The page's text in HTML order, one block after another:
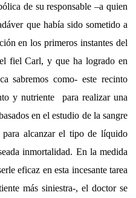
de su responsable –a quien
que había sido sometido a
en los primeros instantes del
fiel Carl, y que ha logrado en
sabremos como- este recinto
y nutriente para realizar una
en el estudio de la sangre
para alcanzar el tipo de líquido
inmortalidad. En la medida
eficaz en esta incesante tarea
más siniestra-, el doctor se